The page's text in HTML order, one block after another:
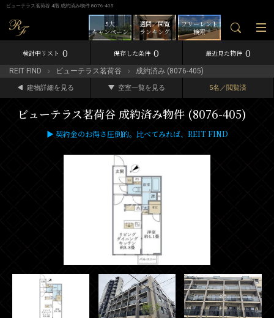
ビューテラス茗荷谷 4階 成約済み物件 8076-405
フリーレント
検索
週間／閲覧
ランキング
5大
キャンペーン
検討中リスト 0 保存した条件 0 最近見た物件 0
REIT FIND ビューテラス茗荷谷 成約済み (8076-405)
建物詳細を見る 空室一覧を見る 5名／閲覧済
ビューテラス茗荷谷 成約済み物件 (8076-405)
▶ 契約金のお得さ圧倒的。比べてみれば、REIT FIND